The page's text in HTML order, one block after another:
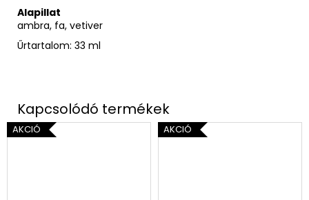
Alapillat
ambra, fa, vetiver
Űrtartalom: 33 ml
AKCIÓ AKCIÓ